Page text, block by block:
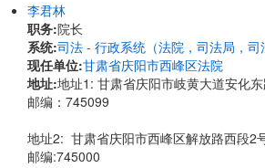
李君林
职务:院长
系统:司法 - 行政系统（法院，司法局，司
现任单位:甘肃省庆阳市西峰区法院
地址:地址1: 甘肃省庆阳市岐黄大道安化
邮编：745099
地址2: 甘肃省庆阳市西峰区解放路西段2
邮编:745000